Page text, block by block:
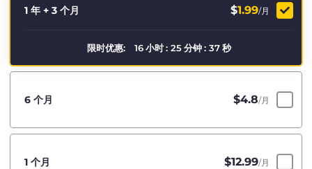
1 年 + 3 个月 $1.99/月
限时优惠: 16 小时 : 25 分钟 : 36 秒
6 个月 $4.8/月
1 个月 $12.99/月